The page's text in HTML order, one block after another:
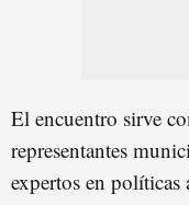
El encuentro sirve
representantes
expertos en políticas